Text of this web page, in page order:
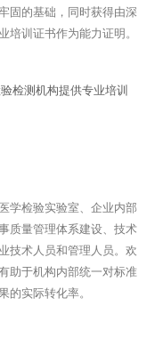
固的基础，同时获得由深
训证书作为能力证明。
学检验实验室、企业内部
质量管理体系建设、技术
技术人员和管理人员。欢
助于机构内部统一对标准
实际转化率。